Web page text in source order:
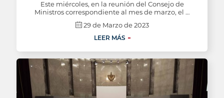
Este miércoles, en la reunión del Consejo de
Ministros correspondiente al mes de marzo, el …
29 de Marzo de 2023
LEER MÁS